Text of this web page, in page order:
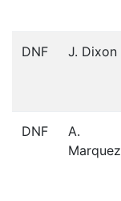
DNF J. Dixon
DNF
A.
Marquez